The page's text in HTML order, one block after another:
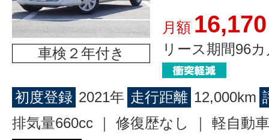
車検２年付き
月額 16,170
リース期間96
初度登録 2021年 走行距離 12,000km
排気量660cc ｜ 修復歴なし ｜ 軽自動車